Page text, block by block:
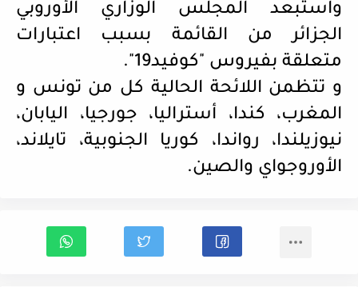
واستبعد المجلس الوزاري الأوروبي
الجزائر من القائمة بسبب اعتبارات
متعلقة بفيروس "كوفيد19".
و تتظمن اللائحة الحالية كل من تونس و
المغرب، كندا، أستراليا، جورجيا، اليابان،
نيوزيلندا، رواندا، كوريا الجنوبية، تايلاند،
الأوروجواي والصين.